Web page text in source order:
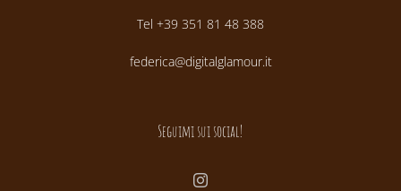
Tel +39 351 81 48 388
federica@digitalglamour.it
Seguimi sui social!